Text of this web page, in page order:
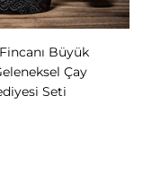
Büyük
Çay
Seti